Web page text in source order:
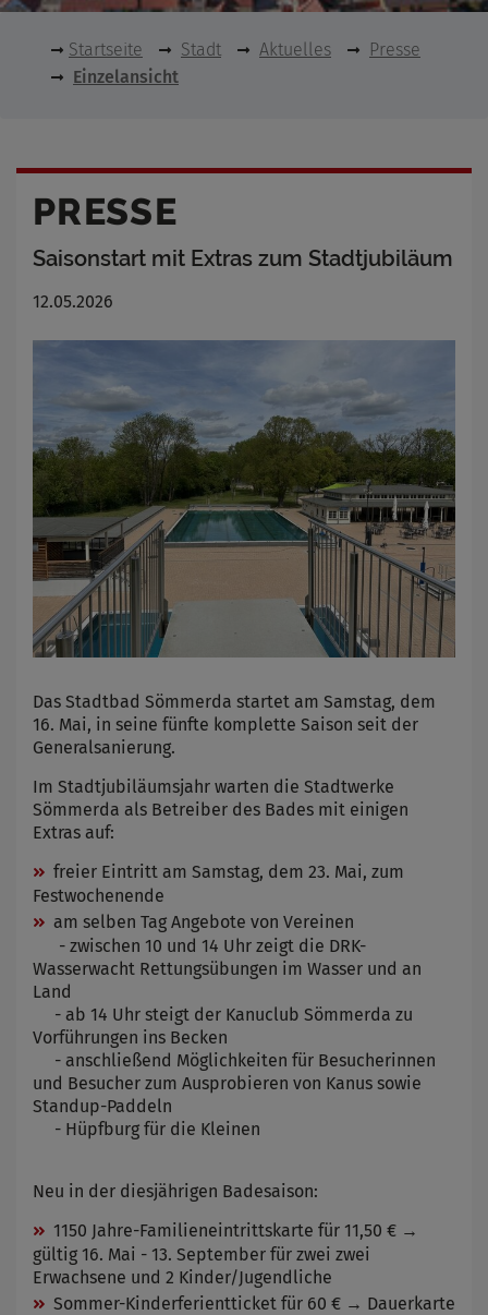
Startseite Stadt Aktuelles
Presse
Einzelansicht
PRESSE
Saisonstart mit Extras zum Stadtjubiläum
12.05.2026
Das Stadtbad Sömmerda startet am Samstag, dem
16. Mai, in seine fünfte komplette Saison seit der
Generalsanierung.
Im Stadtjubiläumsjahr warten die Stadtwerke
Sömmerda als Betreiber des Bades mit einigen
Extras auf:
freier Eintritt am Samstag, dem 23. Mai, zum
Festwochenende
am selben Tag Angebote von Vereinen
- zwischen 10 und 14 Uhr zeigt die DRK-
Wasserwacht Rettungsübungen im Wasser und an
Land
- ab 14 Uhr steigt der Kanuclub Sömmerda zu
Vorführungen ins Becken
- anschließend Möglichkeiten für Besucherinnen
und Besucher zum Ausprobieren von Kanus sowie
Standup-Paddeln
- Hüpfburg für die Kleinen
Neu in der diesjährigen Badesaison:
1150 Jahre-Familieneintrittskarte für 11,50 € →
gültig 16. Mai - 13. September für zwei zwei
Erwachsene und 2 Kinder/Jugendliche
Sommer-Kinderferientticket für 60 € → Dauerkarte